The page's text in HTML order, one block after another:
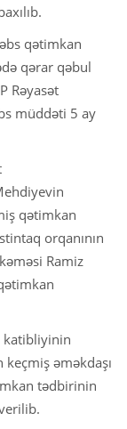
qətimkan
qərar qəbul
Rəyasət
müddəti 5 ay
qətimkan
orqanının
Ramiz
katibliyinin
əməkdaşı
tədbirinin